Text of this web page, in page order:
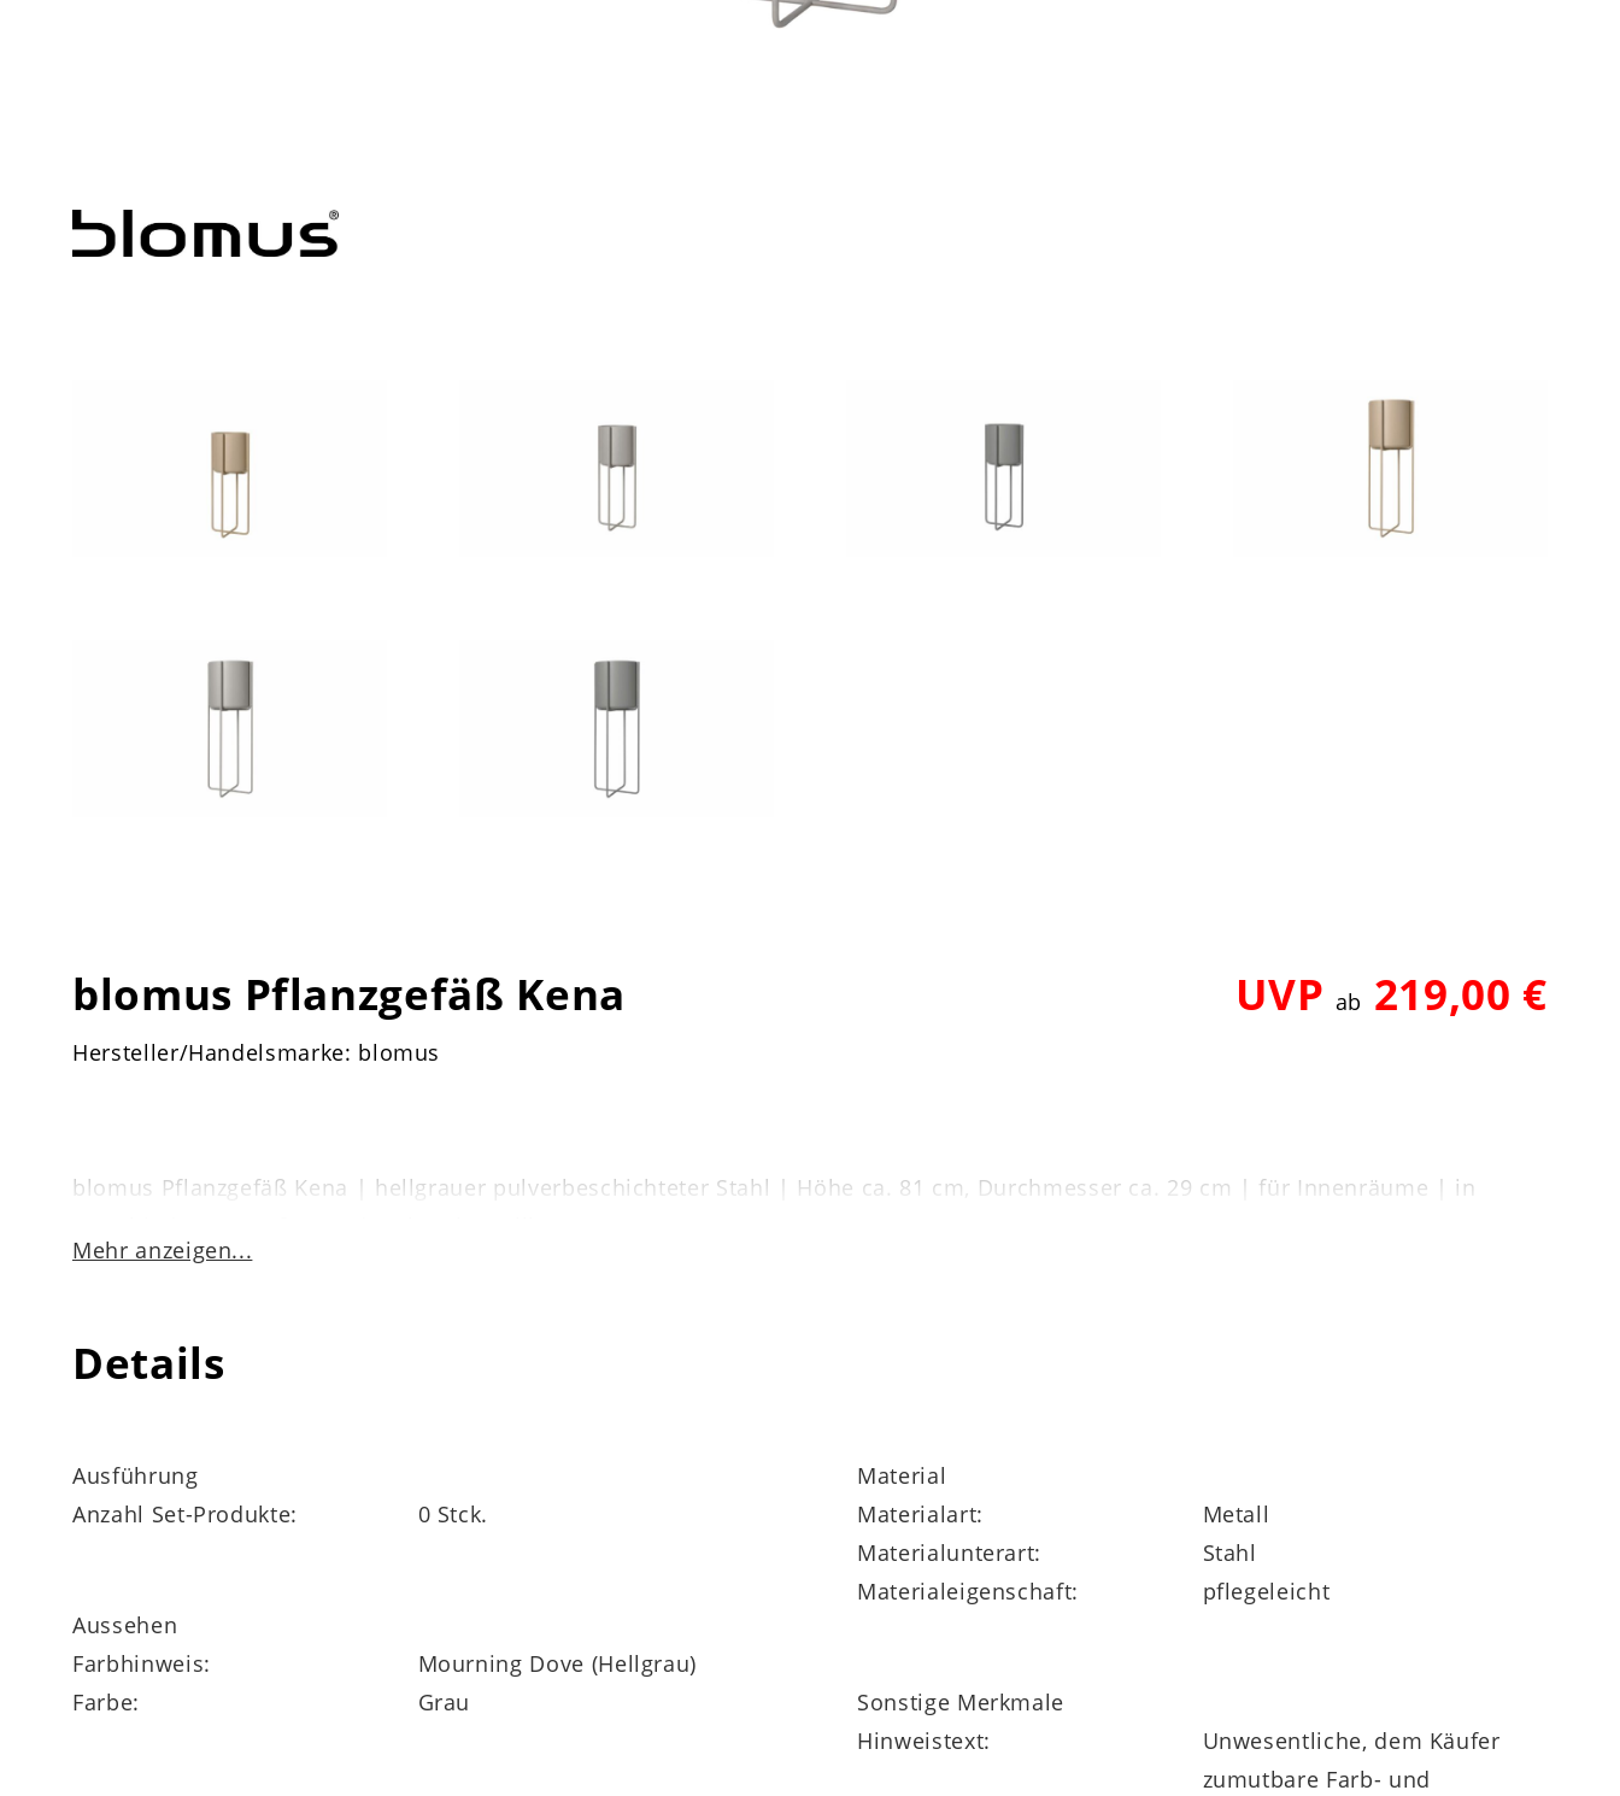
blomus Pflanzgefäß Kena UVP ab 219,00 €
Hersteller/Handelsmarke: blomus
blomus Pflanzgefäß Kena | hellgrauer pulverbeschichteter Stahl | Höhe ca. 81 cm, Durchmesser ca. 29 cm | für Innenräume | in
Mehr anzeigen...
Details
Ausführung
Anzahl Set-Produkte:
0 Stck.
Aussehen
Farbhinweis:
Mourning Dove (Hellgrau)
Farbe:
Grau
Material
Materialart:
Metall
Materialunterart:
Stahl
Materialeigenschaft:
pflegeleicht
Sonstige Merkmale
Hinweistext:
Unwesentliche, dem Käufer
zumutbare Farb- und